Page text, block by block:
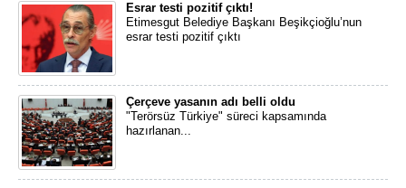
Esrar testi pozitif çıktı!
Etimesgut Belediye Başkanı Beşikçioğlu’nun
esrar testi pozitif çıktı
Çerçeve yasanın adı belli oldu
"Terörsüz Türkiye" süreci kapsamında
hazırlanan...